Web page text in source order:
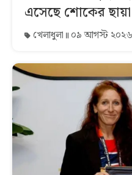
এসেছে শোকের ছায়া
খেলাধুলা ০৯ আগস্ট